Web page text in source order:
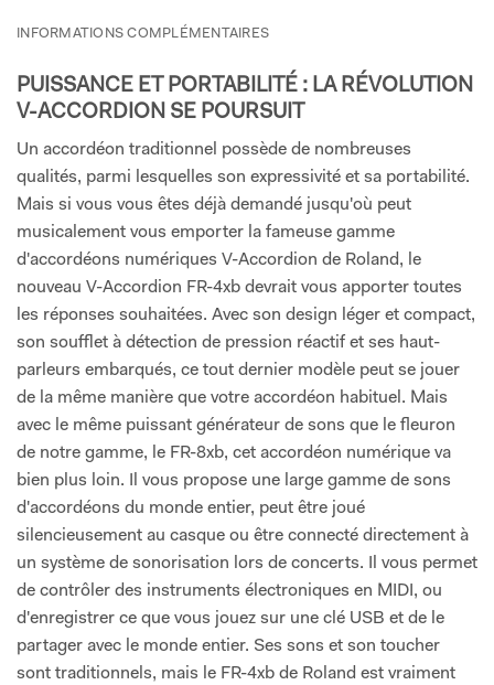
INFORMATIONS COMPLÉMENTAIRES
PUISSANCE ET PORTABILITÉ : LA RÉVOLUTION
V-ACCORDION SE POURSUIT
Un accordéon traditionnel possède de nombreuses
qualités, parmi lesquelles son expressivité et sa portabilité.
Mais si vous vous êtes déjà demandé jusqu'où peut
musicalement vous emporter la fameuse gamme
d'accordéons numériques V-Accordion de Roland, le
nouveau V-Accordion FR-4xb devrait vous apporter toutes
les réponses souhaitées. Avec son design léger et compact,
son soufflet à détection de pression réactif et ses haut-
parleurs embarqués, ce tout dernier modèle peut se jouer
de la même manière que votre accordéon habituel. Mais
avec le même puissant générateur de sons que le fleuron
de notre gamme, le FR-8xb, cet accordéon numérique va
bien plus loin. Il vous propose une large gamme de sons
d'accordéons du monde entier, peut être joué
silencieusement au casque ou être connecté directement à
un système de sonorisation lors de concerts. Il vous permet
de contrôler des instruments électroniques en MIDI, ou
d'enregistrer ce que vous jouez sur une clé USB et de le
partager avec le monde entier. Ses sons et son toucher
sont traditionnels, mais le FR-4xb de Roland est vraiment